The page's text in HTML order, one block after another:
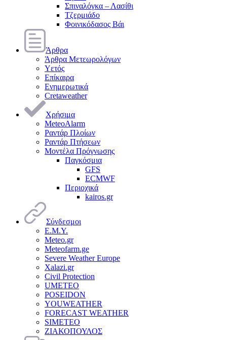
Σπιναλόγκα – Λασίθι
Τζερμιάδο
Φοινικόδασος Βάι
Άρθρα
Άρθρα Μετεωρολόγων
Υετός
Επίκαιρα
Ενημερωτικά
Cretaweather
Χρήσιμα
MeteoAlarm
Ραντάρ Πλοίων
Ραντάρ Πτήσεων
Μοντέλα Πρόγνωσης
Παγκόσμια
GFS
ECMWF
Περιοχικά
kairos.gr
Σύνδεσμοι
Ε.Μ.Υ.
Meteo.gr
Meteofarm.ge
Severe Weather Europe
Xalazi.gr
Civil Protection
UMETEO
POSEIDON
YOUWEATHER
FORECAST WEATHER
SIMETEO
ΖΙΑΚΟΠΟΥΛΟΣ